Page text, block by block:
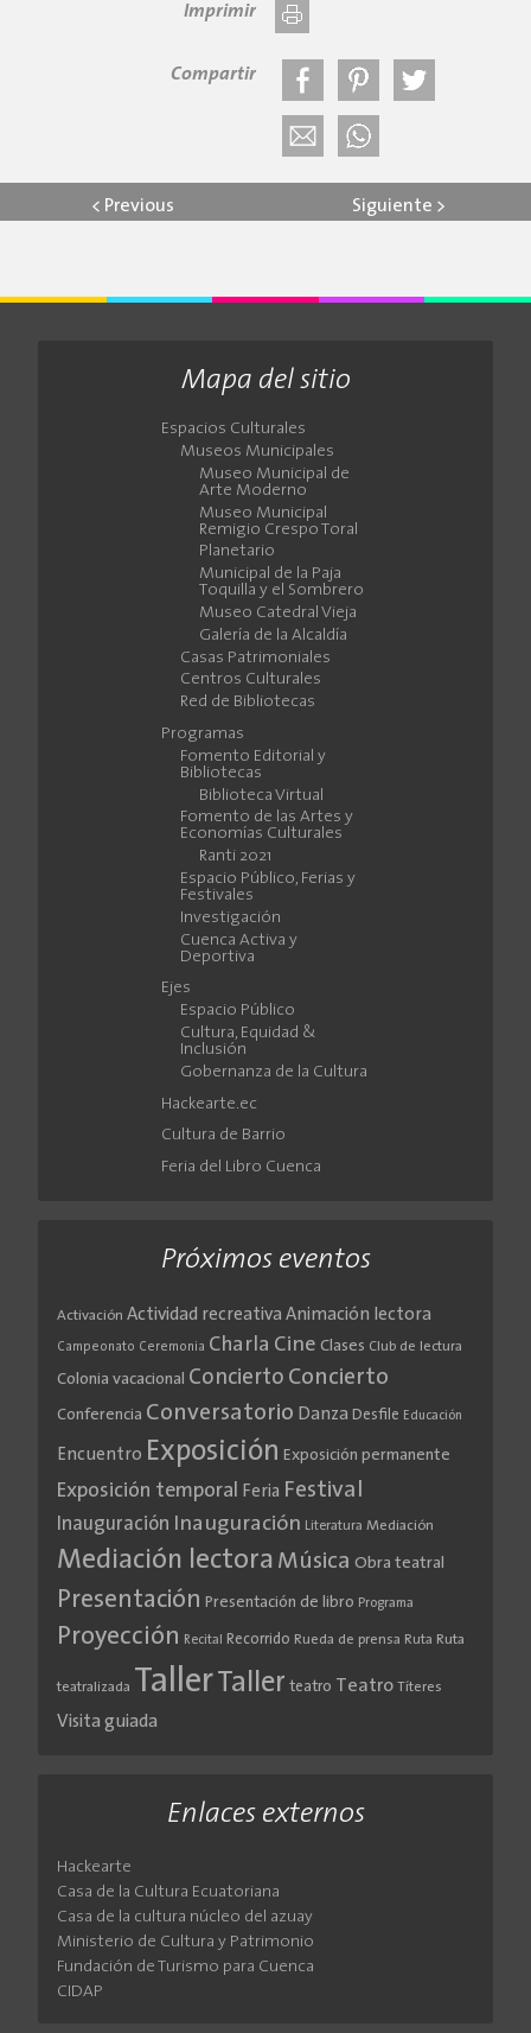
Imprimir
Compartir
< Previous Siguiente >
Mapa del sitio
Espacios Culturales
Museos Municipales
Museo Municipal de
Arte Moderno
Museo Municipal
Remigio Crespo Toral
Planetario
Municipal de la Paja
Toquilla y el Sombrero
Museo Catedral Vieja
Galería de la Alcaldía
Casas Patrimoniales
Centros Culturales
Red de Bibliotecas
Programas
Fomento Editorial y
Bibliotecas
Biblioteca Virtual
Fomento de las Artes y
Economías Culturales
Ranti 2021
Espacio Público, Ferias y
Festivales
Investigación
Cuenca Activa y
Deportiva
Ejes
Espacio Público
Cultura, Equidad &
Inclusión
Gobernanza de la Cultura
Hackearte.ec
Cultura de Barrio
Feria del Libro Cuenca
Próximos eventos
Activación Actividad recreativa Animación lectora
Campeonato Ceremonia Charla Cine Clases Club de lectura
Colonia vacacional Concierto Concierto
Conferencia Conversatorio Danza Desfile Educación
Encuentro Exposición Exposición permanente
Exposición temporal Feria Festival
Inauguración Inauguración Literatura Mediación
Mediación lectora Música Obra teatral
Presentación Presentación de libro Programa
Proyección Recital Recorrido Rueda de prensa Ruta Ruta
teatralizada TallerTaller teatro Teatro Títeres
Visita guiada
Enlaces externos
Hackearte
Casa de la Cultura Ecuatoriana
Casa de la cultura núcleo del azuay
Ministerio de Cultura y Patrimonio
Fundación de Turismo para Cuenca
CIDAP